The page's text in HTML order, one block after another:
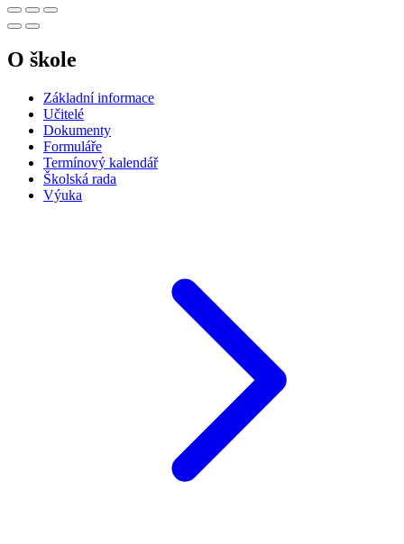
O škole
Základní informace
Učitelé
Dokumenty
Formuláře
Termínový kalendář
Školská rada
Výuka